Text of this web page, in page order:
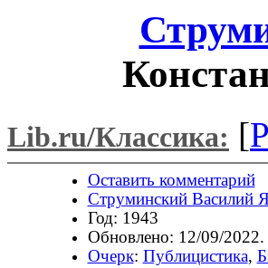
Lib.ru/Классика: [
Оставить комментарий
Струминский Василий
Год: 1943
Обновлено: 12/09/2022.
Очерк: Публицистика,